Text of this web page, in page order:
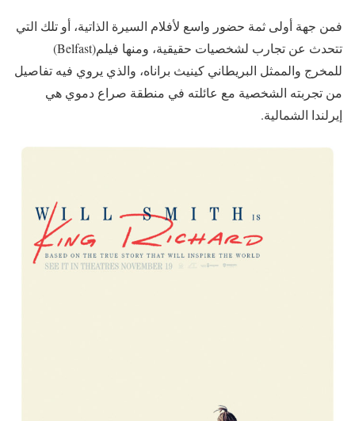
فمن جهة أولى ثمة حضور واسع لأفلام السيرة الذاتية، أو تلك التي
تتحدث عن تجارب لشخصيات حقيقية، ومنها فيلم(Belfast)
للمخرج والممثل البريطاني كينيث براناه، والذي يروي فيه تفاصيل
من تجربته الشخصية مع عائلته في منطقة صراع دموي هي
إيرلندا الشمالية.